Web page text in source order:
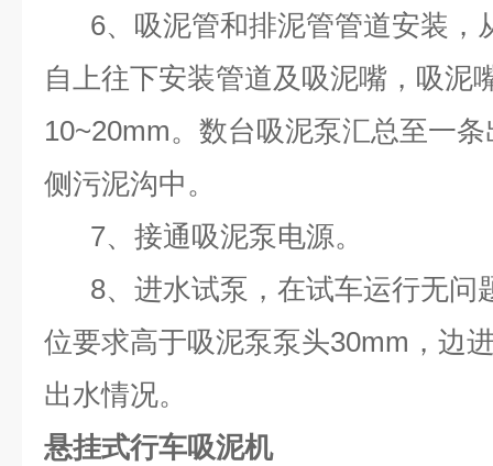
6、吸泥管和排泥管管道安装，
自上往下安装管道及吸泥嘴，吸泥
10~20mm。数台吸泥泵汇总至一
侧污泥沟中。
7、接通吸泥泵电源。
8、进水试泵，在试车运行无问
位要求高于吸泥泵泵头30mm，边
出水情况。
悬挂式行车吸泥机